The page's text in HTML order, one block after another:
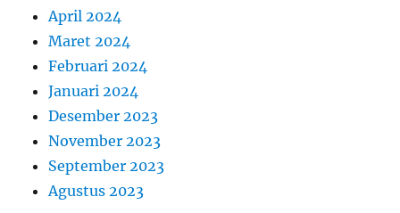
April 2024
Maret 2024
Februari 2024
Januari 2024
Desember 2023
November 2023
September 2023
Agustus 2023